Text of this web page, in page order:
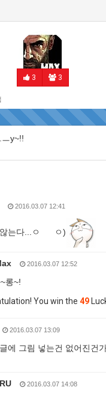
3 3
y~!!
2016.03.07 12:41
않는다...ㅇ ㅇ)
2016.03.07 12:52
롱~!
You win the 49
2016.03.07 13:09
에 그림 넣는건 없어진건
2016.03.07 14:08